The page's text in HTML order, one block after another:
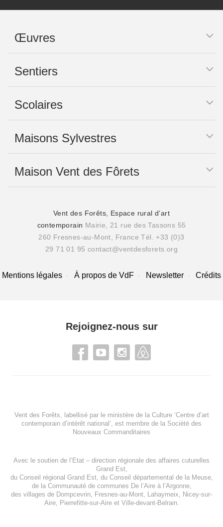
Œuvres
Sentiers
Scolaires
Maisons Sylvestres
Maison Vent des Fôrets
Vent des Forêts, Espace rural d’art
contemporain Mairie, 21 rue des Tassons 55
260 Fresnes-au-Mont, France Tél. +33 (0)3
29 71 01 95 contact@ventdesforets.org
Mentions légales À propos de VdF Newsletter Crédits
Rejoignez-nous sur
Vent des Forêts, labellisé par le ministère de la Culture ‘Centre d’art
contemporain d’intérêt national’, est membre de la Société des
Nouveaux Commanditaires
Avec le soutien de l’ Etat – direction régionale des affaires cuturelles
Grand Est,
du Conseil régional Grand Est, du Conseil départemental de la Meuse,
de la Communauté de communes De l’Aire à l’Argonne,
des villages de Dompcevrin, Fresnes-au-Mont, Lahaymeix, Nicey-sur-
Aire, Pierrefitte-sur-Aireet Ville-devant-Belrain.